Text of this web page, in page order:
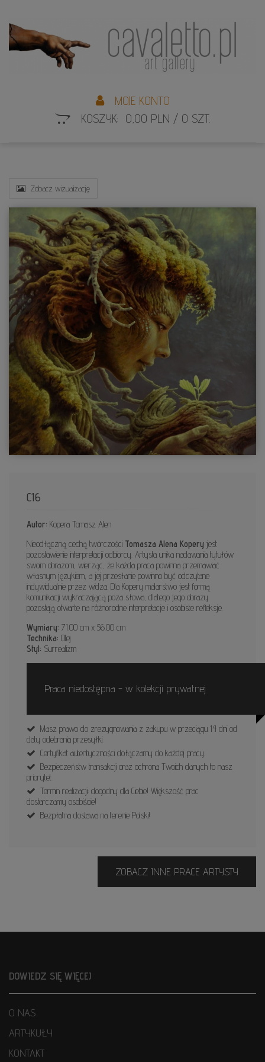
MOJE KONTO
KOSZYK: 0,00 PLN / 0 SZT.
Zobacz wizualizację
C16
Autor: Kopera Tomasz Alen
Nieodłączną cechą twórczości Tomasza Alena Kopery jest
pozostawienie interpretacji odbiorcy. Artysta unika nadawania tytułów
swoim obrazom, wierząc, że każda praca powinna przemawiać
własnym językiem, a jej przesłanie powinno być odczytane
indywidualnie przez widza. Dla Kopery malarstwo jest formą
komunikacji wykraczającą poza słowa, dlatego jego obrazy
pozostają otwarte na różnorodne interpretacje i osobiste refleksje.
Wymiary: 71.00 cm x 56.00 cm
Technika: Olej
Styl: Surrealizm
Praca niedostępna - w kolekcji prywatnej
Masz prawo do zrezygnowania z zakupu w przeciągu 14 dni od
daty odebrania przesyłki.
Certyfikat autentyczności dołączamy do każdej pracy.
Bezpieczeństw transakcji oraz ochrona Twoich danych to nasz
priorytet.
Termin realizacji: dogodny dla Ciebie! Większość prac
dostarczamy osobiście!
Bezpłatna dostawa na terenie Polski!
ZOBACZ INNE PRACE ARTYSTY
DOWIEDZ SIĘ WIĘCEJ
O NAS
ARTYKUŁY
KONTAKT